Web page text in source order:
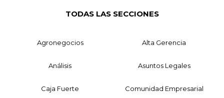
TODAS LAS SECCIONES
Agronegocios Alta Gerencia
Análisis Asuntos Legales
Caja Fuerte Comunidad Empresarial